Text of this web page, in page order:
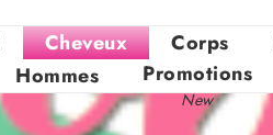
Cheveux Corps
Hommes Promotions
New